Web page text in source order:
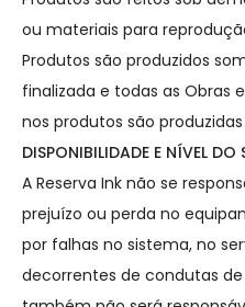
ou materiais para
Produtos são produzidos
finalizada e todas as Obras
nos produtos são produzidas
DISPONIBILIDADE E NÍVEL DO
A Reserva Ink não se
prejuízo ou perda no
por falhas no sistema, no
decorrentes de condutas de